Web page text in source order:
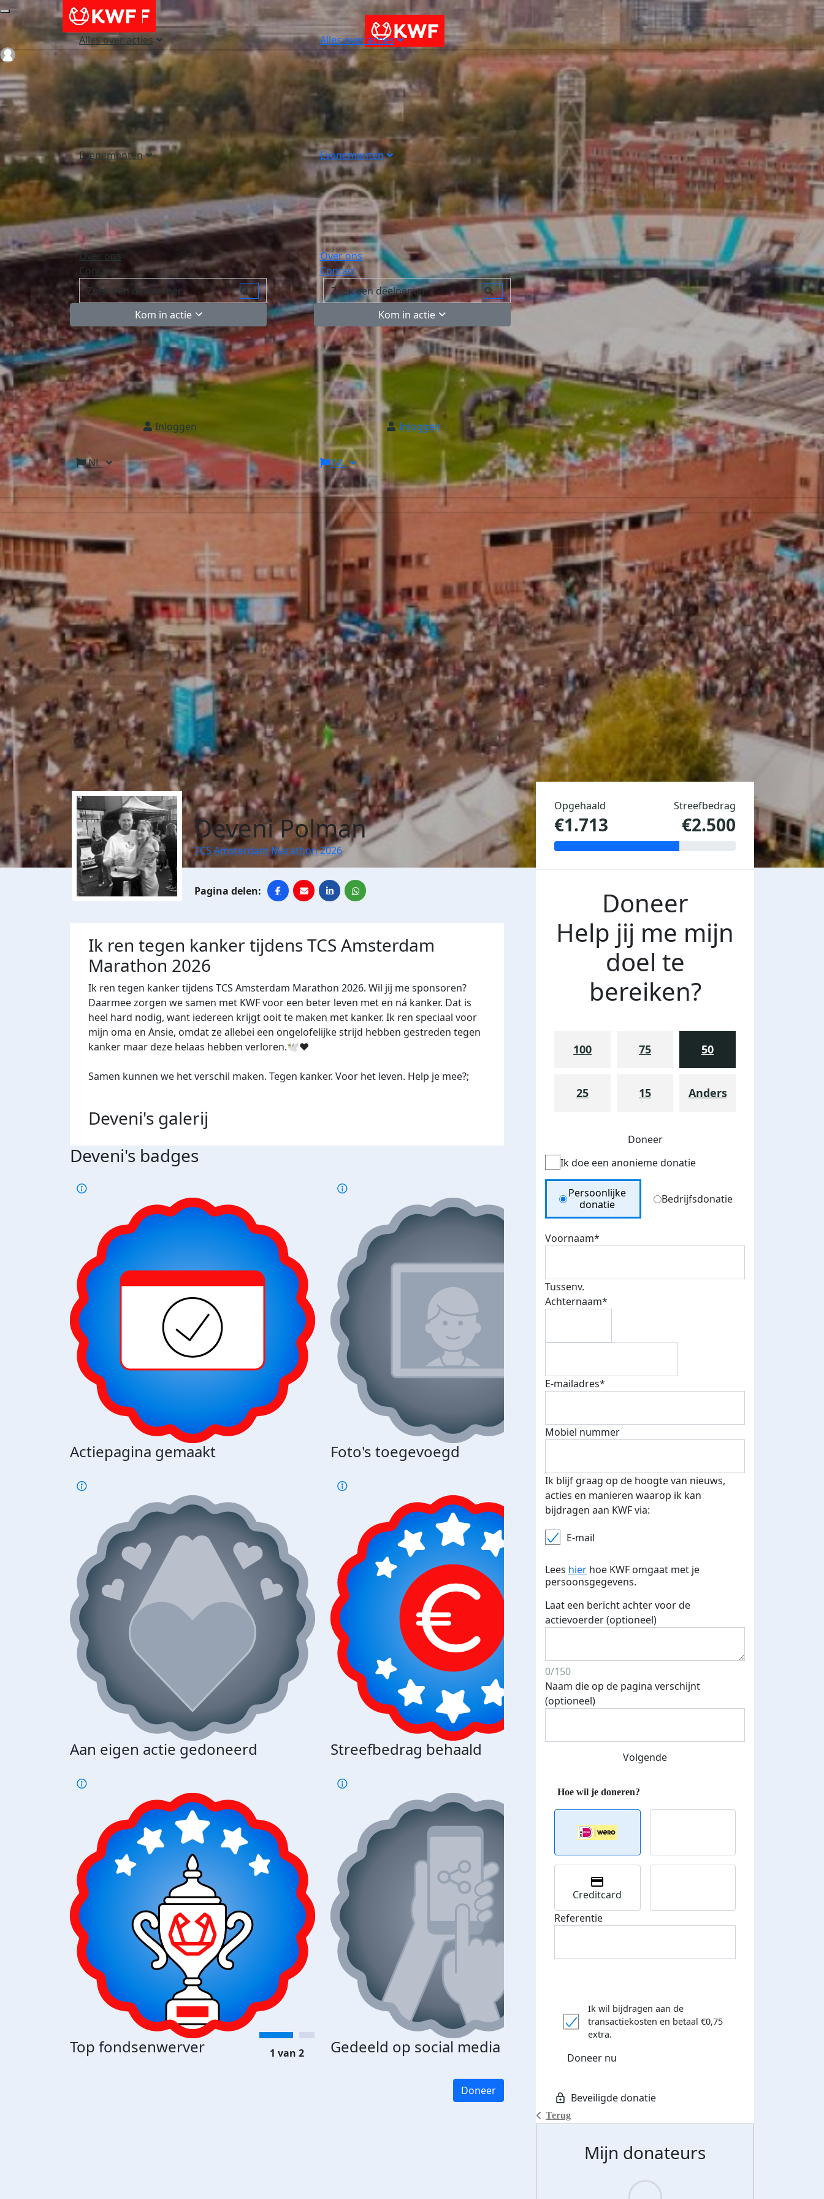
Alles over acties
Evenementen
Over ons
Contact
Kom in actie
Inloggen
NL
Alles over acties
Evenementen
Over ons
Contact
Kom in actie
Inloggen
NL
Login
Deveni Polman
TCS Amsterdam Marathon 2026
Ik ren tegen kanker tijdens TCS Amsterdam
Marathon 2026
Ik ren tegen kanker tijdens TCS Amsterdam Marathon 2026. Wil jij me sponsoren?
Daarmee zorgen we samen met KWF voor een beter leven met en ná kanker. Dat is
heel hard nodig, want iedereen krijgt ooit te maken met kanker. Ik ren speciaal voor
mijn oma en Ansie, omdat ze allebei een ongelofelijke strijd hebben gestreden tegen
kanker maar deze helaas hebben verloren.🕊️❤️
Samen kunnen we het verschil maken. Tegen kanker. Voor het leven. Help je mee?;
Deveni's galerij
Deveni's badges
Actiepagina gemaakt Foto's toegevoegd
Aan eigen actie gedoneerd Streefbedrag behaald Streefbedrag verhoogd
Top fondsenwerver Gedeeld op social media
verdiend
1 van 2
Doneer
Opgehaald
€1.713
Streefbedrag
€2.500
Doneer
Help jij me mijn
doel te
bereiken?
100 75 50
25 15 Anders
Doneer
Ik doe een anonieme donatie
Donation Type
Persoonlijke
donatie
Bedrijfsdonatie
Voornaam*
Tussenv.
Achternaam*
E-mailadres*
Mobiel nummer
Ik blijf graag op de hoogte van nieuws,
acties en manieren waarop ik kan
bijdragen aan KWF via:
E-mail
Lees hier hoe KWF omgaat met je
persoonsgegevens.
Laat een bericht achter voor de
actievoerder (optioneel)
0/150
Naam die op de pagina verschijnt
(optioneel)
Volgende
Terug
Creditcard
Referentie
Ik wil bijdragen aan de
transactiekosten en betaal €0,75
extra.
Doneer nu
Mijn donateurs